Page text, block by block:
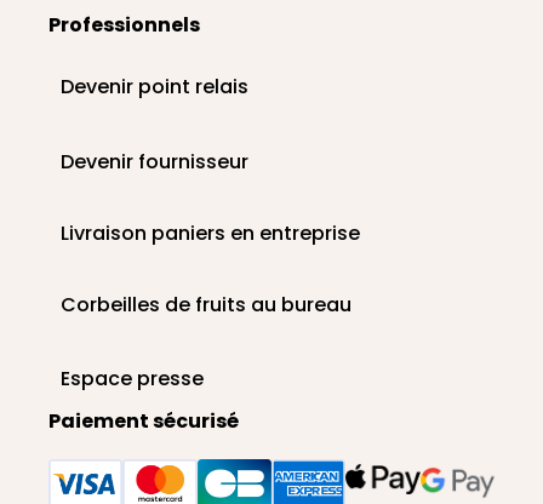
Professionnels
Devenir point relais
Devenir fournisseur
Livraison paniers en entreprise
Corbeilles de fruits au bureau
Espace presse
Paiement sécurisé